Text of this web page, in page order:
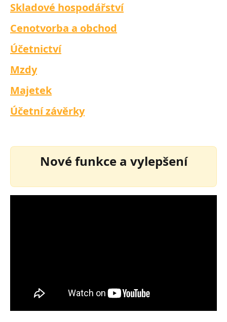
Skladové hospodářství
Cenotvorba a obchod
Účetnictví
Mzdy
Majetek
Účetní závěrky
Nové funkce a vylepšení